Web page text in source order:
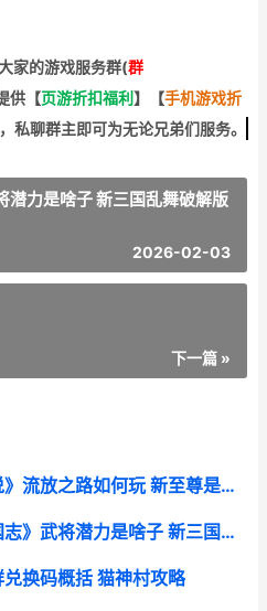
家的游戏服务群(群
供【页游折扣福利 】 【手机游戏折
，私聊群主即可为无论兄弟们服务。
潜力是啥子 新三国乱舞破解版
2026-02-03
下一篇 »
《新至尊传说》流放之路如何玩 新至尊是什么
《新乱弹三国志》武将潜力是啥子 新三国乱舞破解版
换码概括 猫神村攻略